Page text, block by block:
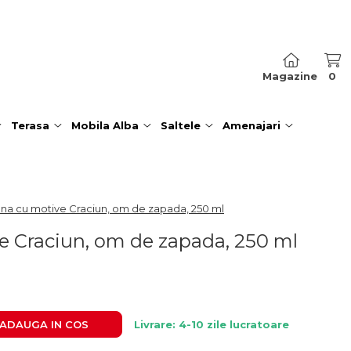
Magazine 0
Terasa Mobila Alba Saltele Amenajari
cu motive Craciun, om de zapada, 250 ml
Craciun, om de zapada, 250 ml
ADAUGA IN COS Livrare: 4-10 zile lucratoare